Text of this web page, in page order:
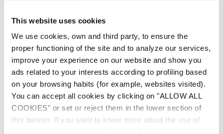
This website uses cookies
We use cookies, own and third party, to ensure the
proper functioning of the site and to analyze our services,
improve your experience on our website and show you
ads related to your interests according to profiling based
on your browsing habits (for example, websites visited).
You can accept all cookies by clicking on "ALLOW ALL
COOKIES" or set or reject them in the lower section of
this banner. If you want to know more about the use of
Intelligente Sensoren
INTELLIGENTE
ÜBERWACHUNG FÜR PERFEKT
AUSBALANCIERTES WASSER.